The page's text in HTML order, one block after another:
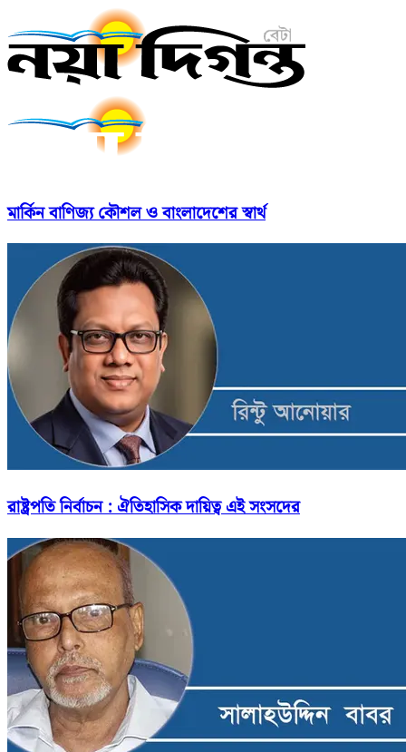
মার্কিন বাণিজ্য কৌশল ও বাংলাদেশের স্বার্থ
রাষ্ট্রপতি নির্বাচন : ঐতিহাসিক দায়িত্ব এই সংসদের